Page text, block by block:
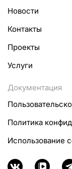
Новости
Контакты
Проекты
Услуги
Документация
Политика
Использование